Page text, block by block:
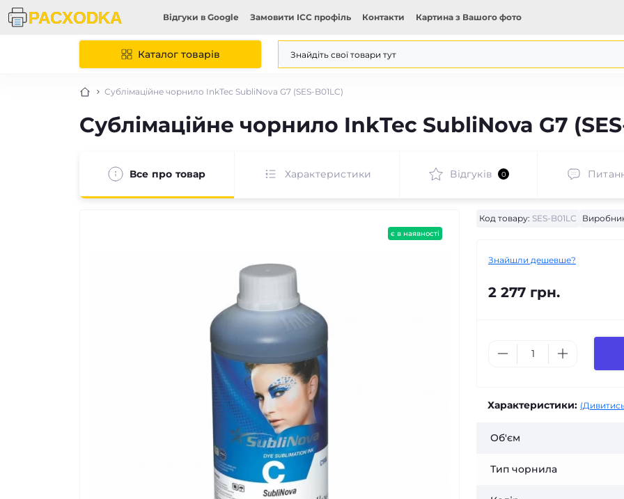
Відгуки в Google Замовити ICC профіль Контакти Картина з Вашого фото
Каталог товарів
Сублімаційне чорнило InkTec SubliNova G7 (SES-B01LC)
Сублімаційне чорнило InkTec SubliNova G7
Все про товар Характеристики Відгуків 0
є в наявності
Код товару: SES-B01LC
Знайшли дешевше?
2 277 грн.
Характеристики: (Дивитись
Об'єм
Тип чорнила